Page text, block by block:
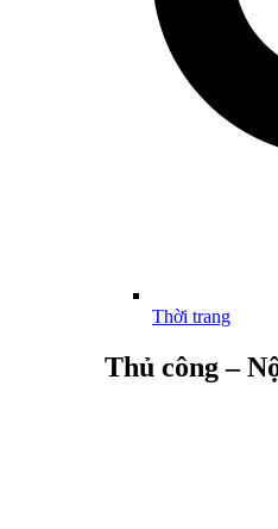
Thời trang
Thủ công –